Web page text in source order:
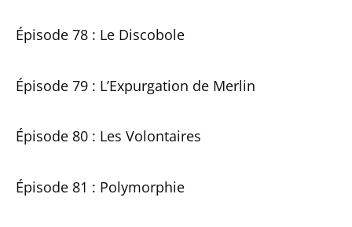
Épisode 78 : Le Discobole
Épisode 79 : L’Expurgation de Merlin
Épisode 80 : Les Volontaires
Épisode 81 : Polymorphie